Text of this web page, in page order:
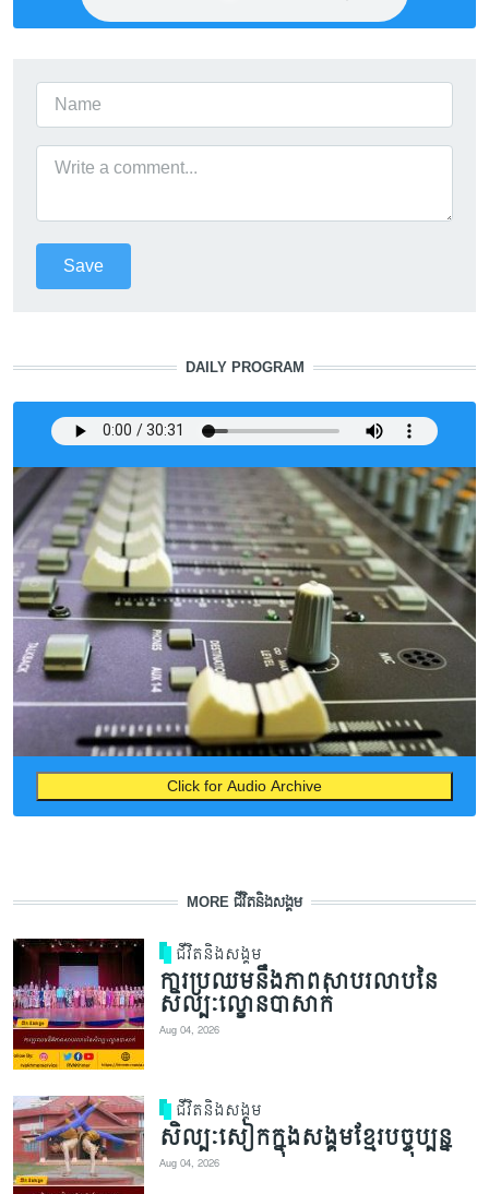
DAILY PROGRAM
Click for Audio Archive
MORE ជីវិតនិងសង្គម
ជីវិតនិងសង្គម
ការប្រឈមនឹងភាពសាបរលាបនៃ
សិល្បៈល្ខោនបាសាក់
Aug 04, 2026
ជីវិតនិងសង្គម
សិល្បៈសៀកក្នុងសង្គមខ្មែរបច្ចុប្បន្ន
Aug 04, 2026